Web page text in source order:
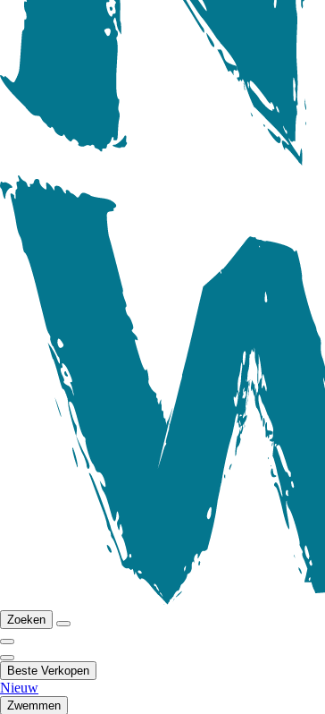
Zoeken
Beste Verkopen
Nieuw
Zwemmen